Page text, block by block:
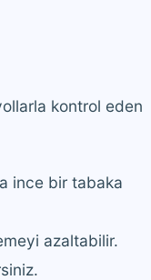
kontrol eden
ince bir tabaka
azaltabilir.